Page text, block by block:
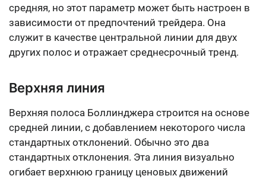
средняя, но этот параметр может быть настроен в
зависимости от предпочтений трейдера. Она
служит в качестве центральной линии для двух
других полос и отражает среднесрочный тренд.
Верхняя линия
Верхняя полоса Боллинджера строится на основе
средней линии, с добавлением некоторого числа
стандартных отклонений. Обычно это два
стандартных отклонения. Эта линия визуально
огибает верхнюю границу ценовых движений